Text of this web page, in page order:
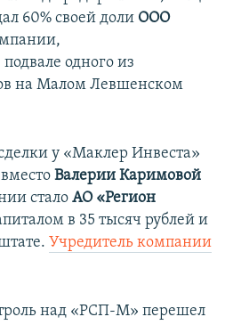
60% своей доли ООО
одного из
на Малом Левшенском
у «Маклер Инвеста»
Валерии Каримовой
стало АО «Регион
в 35 тысяч рублей и
Учредитель компании
над «РСП-М» перешел